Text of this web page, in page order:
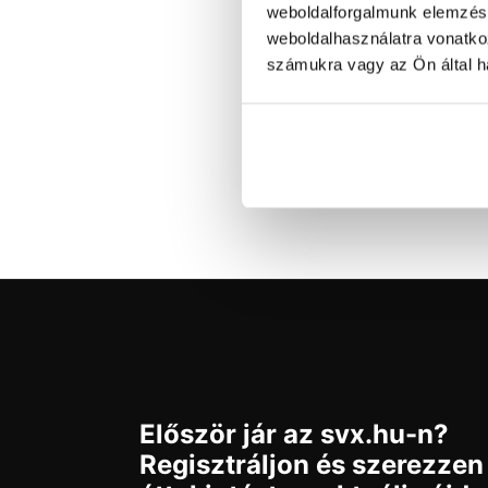
weboldalforgalmunk
weboldalhasználatra
számukra vagy az Ön által
24/
Először jár az svx.hu-n?
Regisztráljon és szerezzen